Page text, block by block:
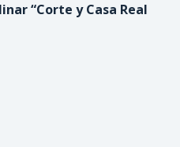
“Corte y Casa Real